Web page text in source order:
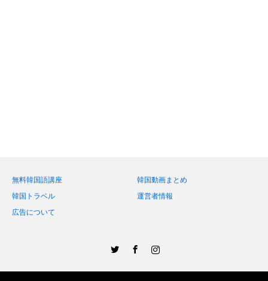
無料韓国語講座
韓国動画まとめ
韓国トラベル
運営者情報
広告について